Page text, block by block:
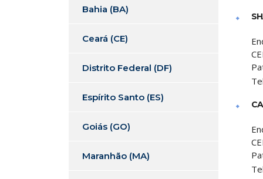
Bahia (BA)
Ceará (CE)
Distrito Federal (DF)
Espírito Santo (ES)
Goiás (GO)
Maranhão (MA)